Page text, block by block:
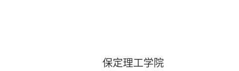
保定理工学院